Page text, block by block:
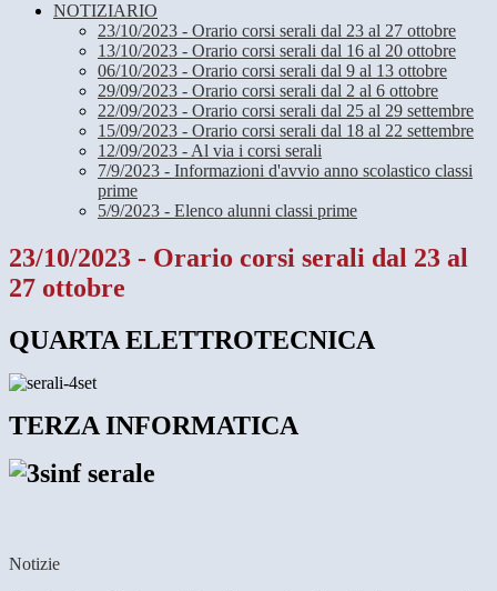
NOTIZIARIO
23/10/2023 - Orario corsi serali dal 23 al 27 ottobre
13/10/2023 - Orario corsi serali dal 16 al 20 ottobre
06/10/2023 - Orario corsi serali dal 9 al 13 ottobre
29/09/2023 - Orario corsi serali dal 2 al 6 ottobre
22/09/2023 - Orario corsi serali dal 25 al 29 settembre
15/09/2023 - Orario corsi serali dal 18 al 22 settembre
12/09/2023 - Al via i corsi serali
7/9/2023 - Informazioni d'avvio anno scolastico classi
prime
5/9/2023 - Elenco alunni classi prime
23/10/2023 - Orario corsi serali dal 23 al
27 ottobre
QUARTA ELETTROTECNICA
TERZA INFORMATICA
Notizie